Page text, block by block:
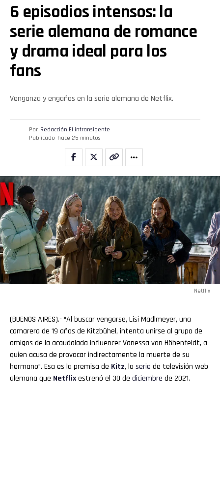
6 episodios intensos: la
serie alemana de romance
y drama ideal para los
fans
Venganza y engaños en la serie alemana de Netflix.
Por Redacción El intransigente
Publicado hace 25 minutos
Netflix
(BUENOS AIRES).- “Al buscar vengarse, Lisi Madlmeyer, una
camarera de 19 años de Kitzbühel, intenta unirse al grupo de
amigos de la acaudalada influencer Vanessa von Höhenfeldt, a
quien acusa de provocar indirectamente la muerte de su
hermano”. Esa es la premisa de Kitz, la serie de televisión web
alemana que Netflixestrenó el 30 de diciembre de 2021.